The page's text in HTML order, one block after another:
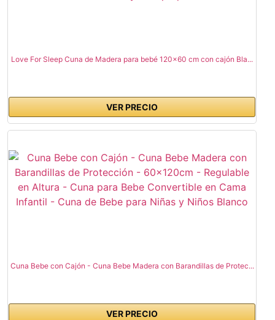
Love For Sleep Cuna de Madera para bebé 120x60 cm con cajón Bla...
VER PRECIO
Cuna Bebe con Cajón - Cuna Bebe Madera con Barandillas de Protec...
VER PRECIO